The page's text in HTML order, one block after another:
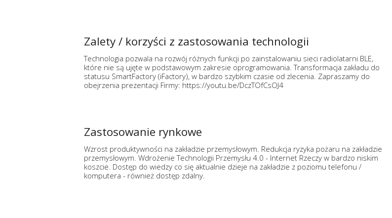
Zalety / korzyści z zastosowania technologii
Technologia pozwala na rozwój różnych funkcji po zainstalowaniu sieci radiolatarni BLE,
które nie są ujęte w podstawowym zakresie oprogramowania. Transformacja zakładu do
statusu SmartFactory (iFactory), w bardzo szybkim czasie od zlecenia. Zapraszamy do
obejrzenia prezentacji Firmy: https://youtu.be/DczTOfCsOJ4
Zastosowanie rynkowe
Wzrost produktywności na zakładzie przemysłowym. Redukcja ryzyka pożaru na zakładzie
przemysłowym. Wdrożenie Technologii Przemysłu 4.0 - Internet Rzeczy w bardzo niskim
koszcie. Dostęp do wiedzy co się aktualnie dzieje na zakładzie z poziomu telefonu /
komputera - również dostęp zdalny.